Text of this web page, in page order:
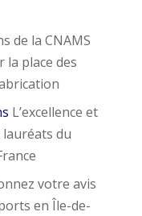
de la CNAMS
la place des
L’excellence et
lauréats du
votre avis
en Île-de-